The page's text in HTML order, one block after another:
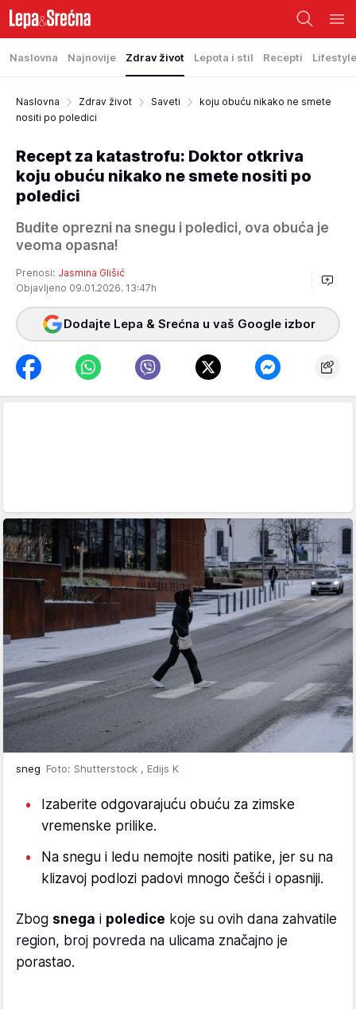
Naslovna Najnovije Zdrav život Lepota i stil Recepti Lifestyle
Naslovna Zdrav život Saveti
koju obuću nikako ne smete
nositi po poledici
Recept za katastrofu: Doktor otkriva
koju obuću nikako ne smete nositi po
poledici
Budite oprezni na snegu i poledici, ova obuća je
veoma opasna!
Prenosi: Jasmina Glišić
Objavljeno 09.01.2026. 13:47h
Dodajte Lepa & Srećna u vaš Google izbor
sneg Foto: Shutterstock , Edijs K
Izaberite odgovarajuću obuću za zimske
vremenske prilike.
Na snegu i ledu nemojte nositi patike, jer su na
klizavoj podlozi padovi mnogo češći i opasniji.
Zbog snega i poledice koje su ovih dana zahvatile
region, broj povreda na ulicama značajno je
porastao.